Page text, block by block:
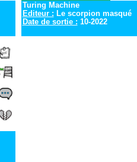
Turing Machine
Editeur : Le scorpion masqué
Date de sortie : 10-2022